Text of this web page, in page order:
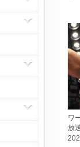
ワ
放